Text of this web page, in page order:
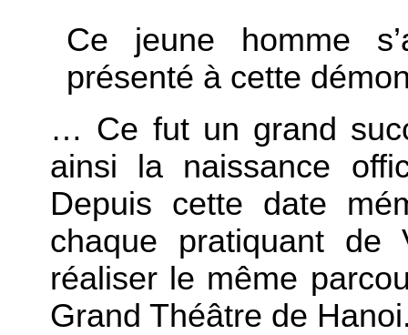
Ce jeune homme
présenté à cette
… Ce fut un grand
ainsi la naissance
Depuis cette date
chaque pratiquant
réaliser le même
Grand Théâtre de